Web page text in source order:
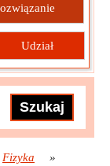
Udział
Fizyka
»